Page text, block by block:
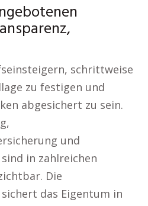
schrittweise
zu festigen und
abgesichert zu sein.
und
in zahlreichen
Die
das Eigentum in